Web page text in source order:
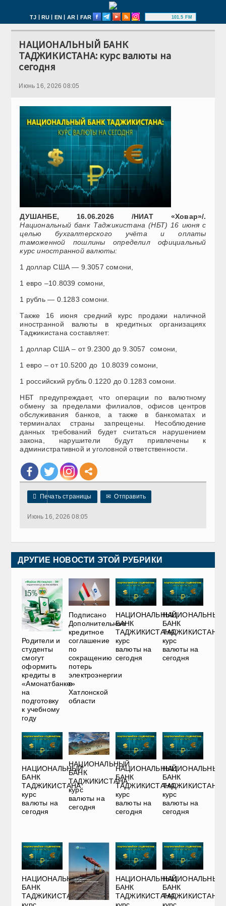
TJ | RU | EN | AR | FAR 101.5 FM
НАЦИОНАЛЬНЫЙ БАНК
ТАДЖИКИСТАНА: курс валюты на
сегодня
Июнь 16, 2026 08:05
ДУШАНБЕ, 16.06.2026 /НИАТ «Ховар»/.
Национальный банк Таджикистана (НБТ) 16 июня с
целью бухгалтерского учёта и оплаты
таможенной пошлины определил официальный
курс иностранной валюты:
1 доллар США — 9.3057 сомони,
1 евро –10.8039 сомони,
1 рубль — 0.1283 сомони.
Также 16 июня средний курс продажи наличной
иностранной валюты в кредитных организациях
Таджикистана составляет:
1 доллар США – от 9.2300 до 9.3057 сомони,
1 евро – от 10.5200 до 10.8039 сомони,
1 российский рубль 0.1220 до 0.1283 сомони.
НБТ предупреждает, что операции по валютному
обмену за пределами филиалов, офисов центров
обслуживания банков, а также в банкоматах и
терминалах страны запрещены. Несоблюдение
данных требований будет считаться нарушением
закона, нарушители будут привлечены к
административной и уголовной ответственности.
 Печать страницы ✉ Отправить
Июнь 16, 2026 08:05
ДРУГИЕ НОВОСТИ ЭТОЙ РУБРИКИ
Родители и
студенты
смогут
оформить
кредиты в
«Амонатбанке»
на
подготовку
к учебному
году
Подписано
Дополнительное
кредитное
соглашение
по
сокращению
потерь
электроэнергии
в
Хатлонской
области
НАЦИОНАЛЬНЫЙ
БАНК
ТАДЖИКИСТАНА:
курс
валюты на
сегодня
НАЦИОНАЛЬНЫЙ
БАНК
ТАДЖИКИСТАНА:
курс
валюты на
сегодня
НАЦИОНАЛЬНЫЙ
БАНК
ТАДЖИКИСТАНА:
курс
валюты на
сегодня
НАЦИОНАЛЬНЫЙ
БАНК
ТАДЖИКИСТАНА:
курс
валюты на
сегодня
НАЦИОНАЛЬНЫЙ
БАНК
ТАДЖИКИСТАНА:
курс
валюты на
сегодня
НАЦИОНАЛЬНЫЙ
БАНК
ТАДЖИКИСТАНА:
курс
валюты на
сегодня
НАЦИОНАЛЬНЫЙ
БАНК
ТАДЖИКИСТАНА:
НАЦИОНАЛЬНЫЙ
БАНК
ТАДЖИКИСТАНА:
НАЦИОНАЛЬНЫЙ
БАНК
ТАДЖИКИСТАНА: